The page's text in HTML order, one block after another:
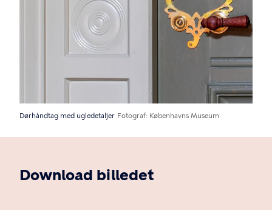
Dørhåndtag med ugledetaljer Fotograf Københavns Museum
Download billedet